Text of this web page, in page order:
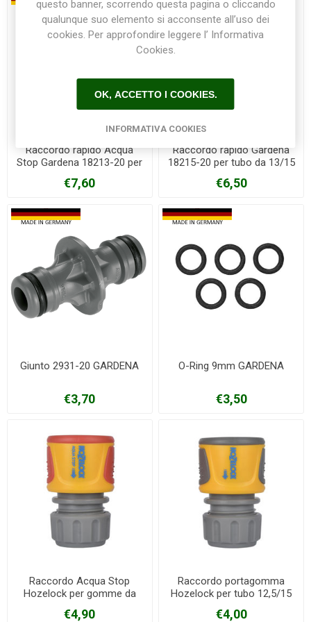
Raccordo rapido Acqua
Stop Gardena 18213-20 per
€7,60
Raccordo rapido Gardena
18215-20 per tubo da 13/15
€6,50
Giunto 2931-20 GARDENA
€3,70
O-Ring 9mm GARDENA
€3,50
Raccordo Acqua Stop
Hozelock per gomme da
€4,90
Raccordo portagomma
Hozelock per tubo 12,5/15
€4,00
questo banner, scorrendo questa pagina o cliccando
qualunque suo elemento si acconsente all’uso dei
cookies. Per approfondire leggere l’ Informativa
Cookies.
OK, ACCETTO I COOKIES.
INFORMATIVA COOKIES